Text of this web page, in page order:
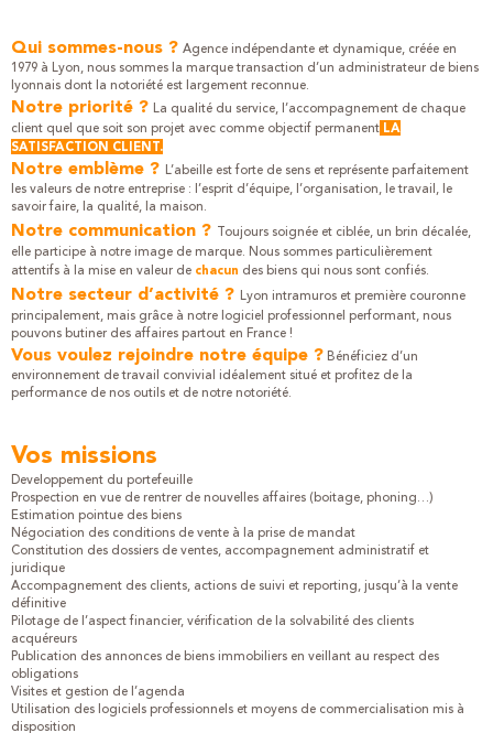
Qui sommes-nous ? Agence indépendante et dynamique, créée en
1979 à Lyon, nous sommes la marque transaction d’un administrateur de biens
lyonnais dont la notoriété est largement reconnue.
Notre priorité ? La qualité du service, l’accompagnement de chaque
client quel que soit son projet avec comme objectif permanent LA
SATISFACTION CLIENT.
Notre emblème ? L’abeille est forte de sens et représente parfaitement
les valeurs de notre entreprise : l’esprit d’équipe, l’organisation, le travail, le
savoir faire, la qualité, la maison.
Notre communication ? Toujours soignée et ciblée, un brin décalée,
elle participe à notre image de marque. Nous sommes particulièrement
attentifs à la mise en valeur de chacun des biens qui nous sont confiés.
Notre secteur d’activité ? Lyon intramuros et première couronne
principalement, mais grâce à notre logiciel professionnel performant, nous
pouvons butiner des affaires partout en France !
Vous voulez rejoindre notre équipe ? Bénéficiez d’un
environnement de travail convivial idéalement situé et profitez de la
performance de nos outils et de notre notoriété.
Vos missions
Developpement du portefeuille
Prospection en vue de rentrer de nouvelles affaires (boitage, phoning…)
Estimation pointue des biens
Négociation des conditions de vente à la prise de mandat
Constitution des dossiers de ventes, accompagnement administratif et
juridique
Accompagnement des clients, actions de suivi et reporting, jusqu’à la vente
définitive
Pilotage de l’aspect financier, vérification de la solvabilité des clients
acquéreurs
Publication des annonces de biens immobiliers en veillant au respect des
obligations
Visites et gestion de l’agenda
Utilisation des logiciels professionnels et moyens de commercialisation mis à
disposition